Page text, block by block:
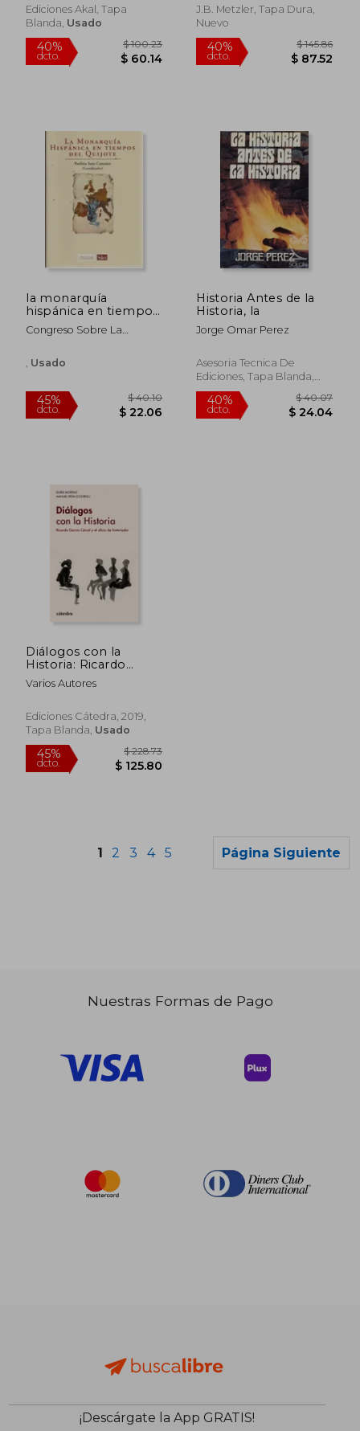
45%
dcto.
45%
Ediciones Akal, Tapa
Blanda, Usado
$ 100.23
Geschichtsschreibung
Der Alten Welt (en
Grafton, Anthony
J.B. Metzler, Tapa Dura,
Nuevo
40%
la monarquía
hispánica en tiempos
del quijote: congreso
celebrado en la
la universidad de
Congreso Sobre La
Tiempos Del Quijote
Usado
45%
$ 22.06
Historia Antes de la
Historia, la
Jorge Omar Perez
Asesoria Tecnica De
Ediciones, Tapa Blanda,
Usado
40%
dcto.
Diálogos con la
Historia: Ricardo
García Cárcel y el
Oficio de Historiador
Varios Autores
Ediciones Cátedra, 2019,
Tapa Blanda, Usado
1 2 3 4 5 Página Siguiente
Nuestras Formas de Pago
¡Descárgate la App GRATIS!